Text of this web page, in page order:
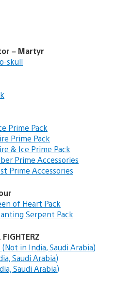
– Martyr
skull
Prime Pack
Prime Pack
& Ice Prime Pack
Prime Accessories
Prime Accessories
of Heart Pack
Serpent Pack
(Not in India, Saudi Arabia)
Saudi Arabia)
Saudi Arabia)